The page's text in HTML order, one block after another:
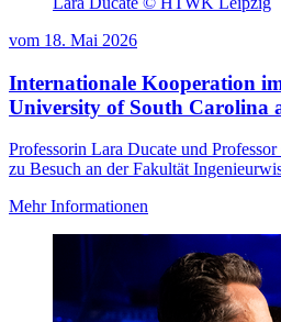
vom 18. Mai 2026
Internationale Kooperation
University of South Carolina
Professorin Lara Ducate und
zu Besuch an der Fakultät
Mehr Informationen